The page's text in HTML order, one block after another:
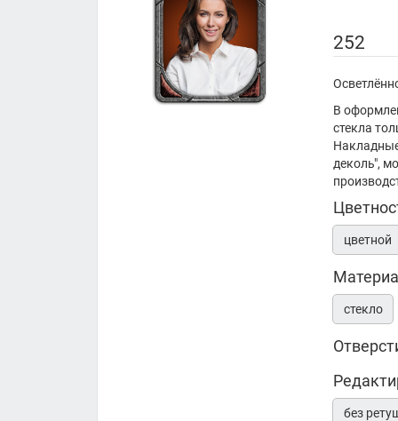
252
В
стекла
деколь",
цветной
стекло
без